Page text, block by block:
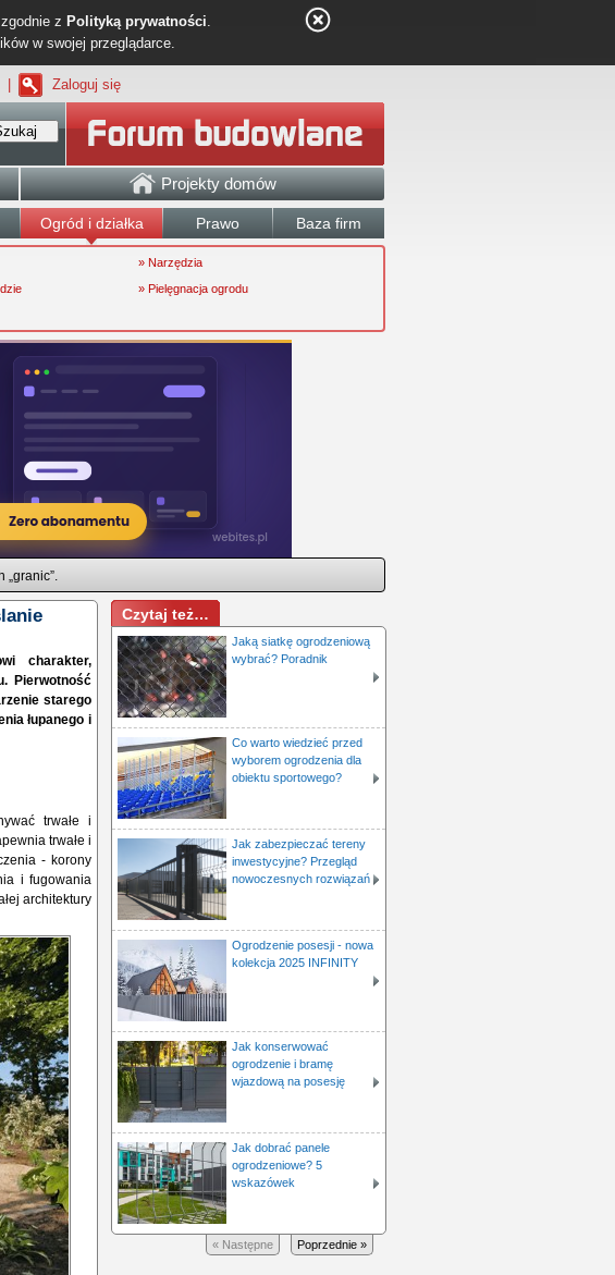
z Polityką prywatności.
w swojej przeglądarce.
Zaloguj się
Projekty domów
Ogród i działka Prawo Baza firm
» Narzędzia
» Pielęgnacja ogrodu
„granic”.
charakter,
Pierwotność
starego
łupanego i
trwałe i
trwałe i
- korony
i fugowania
architektury
Czytaj też…
Jaką siatkę ogrodzeniową
wybrać? Poradnik
Co warto wiedzieć przed
wyborem ogrodzenia dla
obiektu sportowego?
Jak zabezpieczać tereny
inwestycyjne? Przegląd
nowoczesnych rozwiązań
Ogrodzenie posesji - nowa
kolekcja 2025 INFINITY
Jak konserwować
ogrodzenie i bramę
wjazdową na posesję
Jak dobrać panele
ogrodzeniowe? 5
wskazówek
Poprzednie »
« Następne